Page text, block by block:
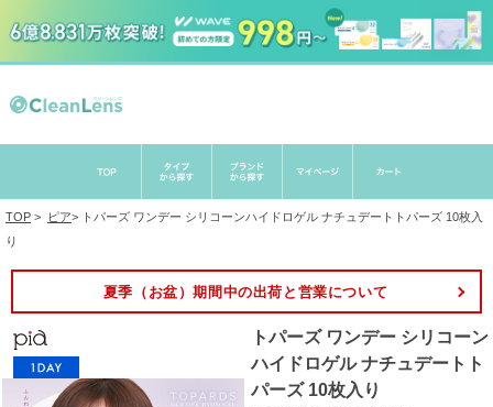
TOP > ピア> トパーズ ワンデー シリコーンハイドロゲル ナチュデートトパーズ 10枚入
り
夏季（お盆）期間中の出荷と営業について
トパーズ ワンデー シリコーン
ハイドロゲル ナチュデートト
パーズ 10枚入り